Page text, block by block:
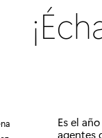
Es el
agentes